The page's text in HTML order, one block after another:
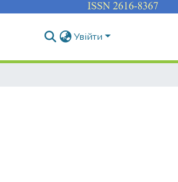
Увійти